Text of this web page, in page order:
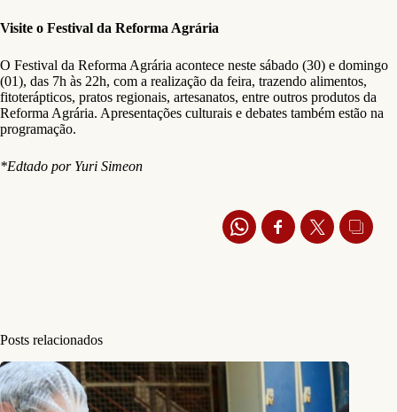
Visite o Festival da Reforma Agrária
O Festival da Reforma Agrária acontece neste sábado (30) e domingo
(01), das 7h às 22h, com a realização da feira, trazendo alimentos,
fitoterápticos, pratos regionais, artesanatos, entre outros produtos da
Reforma Agrária. Apresentações culturais e debates também estão na
programação.
*Edtado por Yuri Simeon
Posts relacionados